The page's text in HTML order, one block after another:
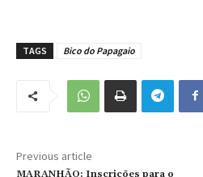
TAGS Bico do Papagaio
Previous article
MARANHÃO: Inscrições para o